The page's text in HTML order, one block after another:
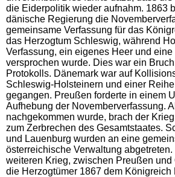
die Eiderpolitik wieder aufnahm. 1863
dänische Regierung die
gemeinsame Verfassung für das
das Herzogtum Schleswig, während
Verfassung, ein eigenes Heer und
versprochen wurde. Dies war ein
Protokolls. Dänemark war auf
Schleswig-Holsteinern und einer
gegangen. Preußen forderte in einem
Aufhebung der Novemberverfassung.
nachgekommen wurde, brach der
zum Zerbrechen des Gesamtstaates.
und Lauenburg wurden an eine
österreichische Verwaltung
weiteren Krieg, zwischen Preußen und
die Herzogtümer 1867 dem